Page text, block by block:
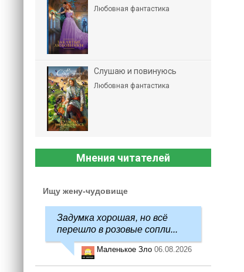
Любовная фантастика
Слушаю и повинуюсь
Любовная фантастика
Мнения читателей
Ищу жену-чудовище
Задумка хорошая, но всё
перешло в розовые сопли...
Маленькое Зло 06.08.2026